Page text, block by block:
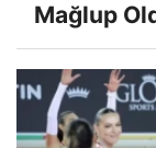
Mağlup